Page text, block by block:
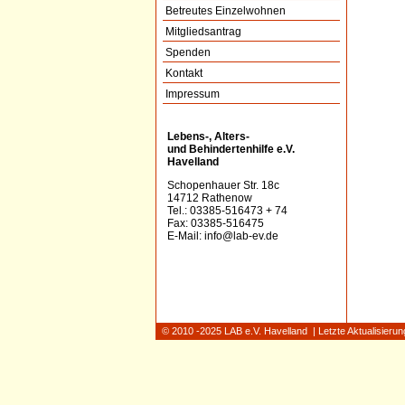
Betreutes Einzelwohnen
Mitgliedsantrag
Spenden
Kontakt
Impressum
Lebens-, Alters-
und Behindertenhilfe e.V.
Havelland
Schopenhauer Str. 18c
14712 Rathenow
Tel.: 03385-516473 + 74
Fax: 03385-516475
E-Mail: info@lab-ev.de
© 2010 -2025 LAB e.V. Havelland | Letzte